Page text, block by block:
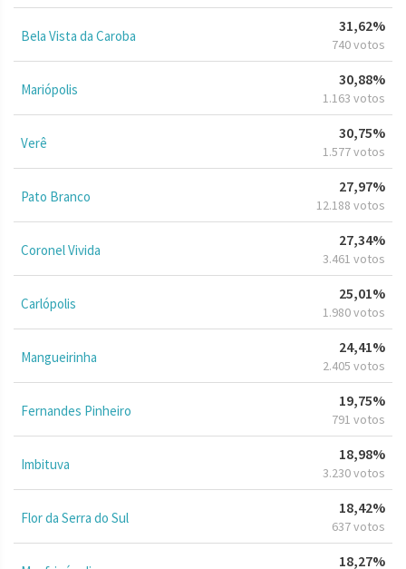
Bela Vista da Caroba
31,62%
740 votos
Mariópolis
30,88%
1.163 votos
Verê
30,75%
1.577 votos
Pato Branco
27,97%
12.188 votos
Coronel Vivida
27,34%
3.461 votos
Carlópolis
25,01%
1.980 votos
Mangueirinha
24,41%
2.405 votos
Fernandes Pinheiro
19,75%
791 votos
Imbituva
18,98%
3.230 votos
Flor da Serra do Sul
18,42%
637 votos
18,27%